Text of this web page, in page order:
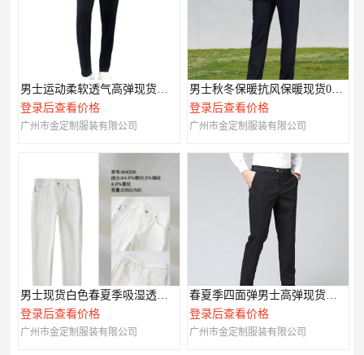
男士运动柔软透气高弹现货休闲裤003
登录后查看价格
广州市金定制服装有限公司
男士秋冬保暖抗风保暖现货007款
登录后查看价格
广州市金定制服装有限公司
男士现货白色春夏季吸湿透气现货006
登录后查看价格
广州市金定制服装有限公司
春夏季四面弹男士高弹现货休闲裤002
登录后查看价格
广州市金定制服装有限公司